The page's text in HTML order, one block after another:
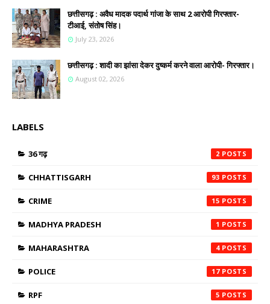
छत्तीसगढ़ : अवैध मादक पदार्थ गांजा के साथ 2 आरोपी गिरफ्तार-
टीआई, संतोष सिंह।
July 23, 2026
छत्तीसगढ़ : शादी का झांसा देकर दुष्कर्म करने वाला आरोपी- गिरफ्तार।
August 02, 2026
LABELS
36 गढ़ 2
CHHATTISGARH 93
CRIME 15
MADHYA PRADESH 1
MAHARASHTRA 4
POLICE 17
RPF 5